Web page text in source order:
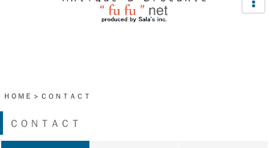
ＨＯＭＥ > ＣＯＮＴＡＣＴ
ＣＯＮＴＡＣＴ